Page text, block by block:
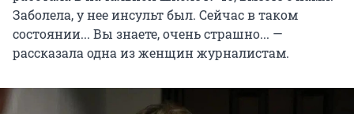
Заболела, у нее инсульт был. Сейчас в таком
состоянии... Вы знаете, очень страшно... —
рассказала одна из женщин журналистам.